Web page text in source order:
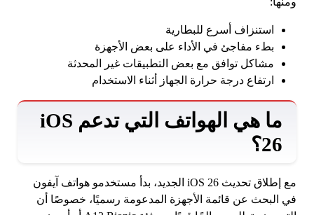
استنزاف أسرع للبطارية
بطء مفاجئ في الأداء على بعض الأجهزة
مشاكل توافق مع بعض التطبيقات غير المحدثة
ارتفاع درجة حرارة الجهاز أثناء الاستخدام
ما هي الهواتف التي تدعم iOS
26؟
مع إطلاق تحديث iOS 26 الجديد، بدأ مستخدمو هواتف آيفون
في البحث عن قائمة الأجهزة المدعومة رسميًا، خصوصًا أن